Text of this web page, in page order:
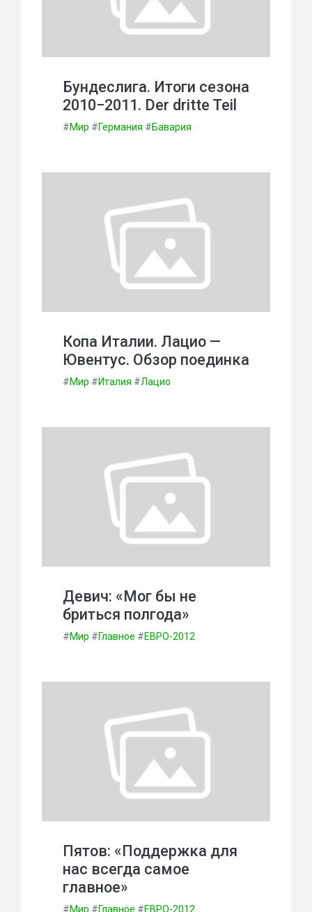
Бундеслига. Итоги сезона
2010−2011. Der dritte Teil
#Мир #Германия #Бавария
Копа Италии. Лацио —
Ювентус. Обзор поединка
#Мир #Италия #Лацио
Девич: «Мог бы не
бриться полгода»
#Мир #Главное #ЕВРО-2012
Пятов: «Поддержка для
нас всегда самое
главное»
#Мир #Главное #ЕВРО-2012